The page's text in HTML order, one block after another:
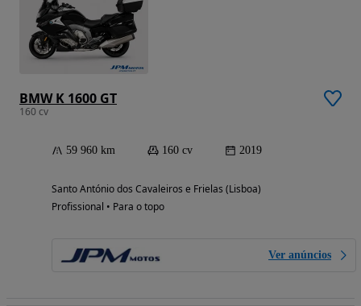
BMW K 1600 GT
160 cv
59 960 km 160 cv 2019
Santo António dos Cavaleiros e Frielas (Lisboa)
Profissional • Para o topo
Ver anúncios